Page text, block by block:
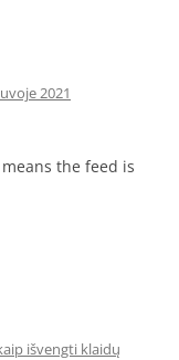
2021
the feed is
išvengti klaidų